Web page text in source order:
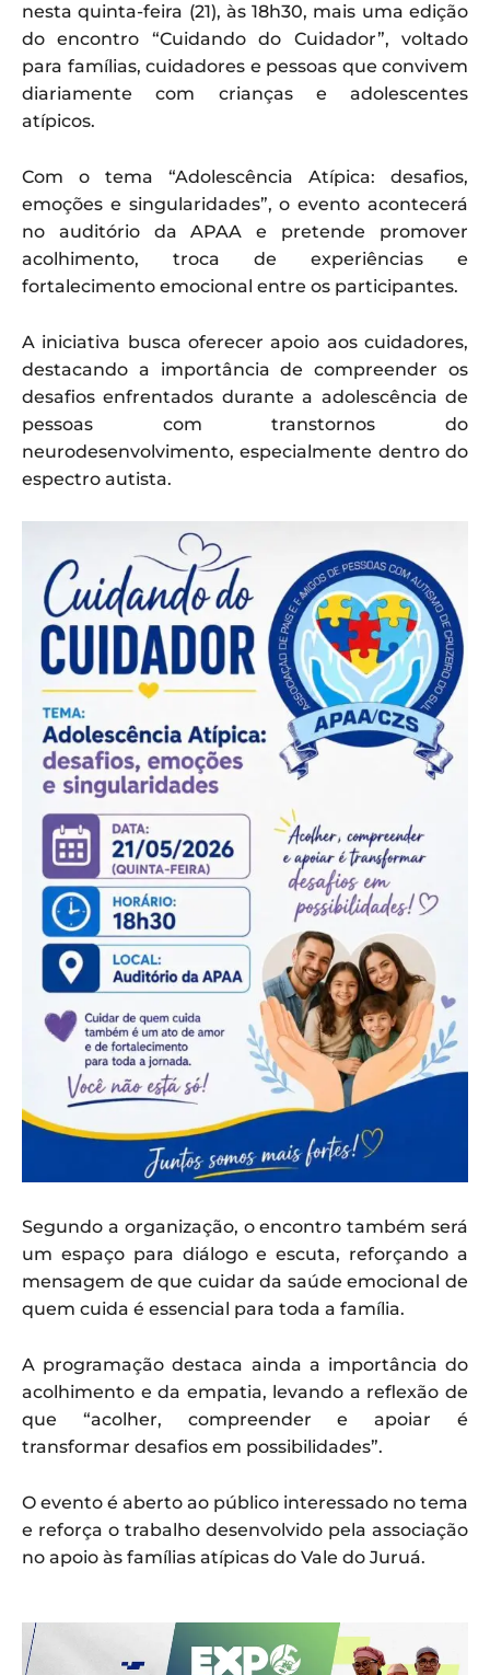
nesta quinta-feira (21), às 18h30, mais uma edição
do encontro “Cuidando do Cuidador”, voltado
para famílias, cuidadores e pessoas que convivem
diariamente com crianças e adolescentes
atípicos.
Com o tema “Adolescência Atípica: desafios,
emoções e singularidades”, o evento acontecerá
no auditório da APAA e pretende promover
acolhimento, troca de experiências e
fortalecimento emocional entre os participantes.
A iniciativa busca oferecer apoio aos cuidadores,
destacando a importância de compreender os
desafios enfrentados durante a adolescência de
pessoas com transtornos do
neurodesenvolvimento, especialmente dentro do
espectro autista.
Segundo a organização, o encontro também será
um espaço para diálogo e escuta, reforçando a
mensagem de que cuidar da saúde emocional de
quem cuida é essencial para toda a família.
A programação destaca ainda a importância do
acolhimento e da empatia, levando a reflexão de
que “acolher, compreender e apoiar é
transformar desafios em possibilidades”.
O evento é aberto ao público interessado no tema
e reforça o trabalho desenvolvido pela associação
no apoio às famílias atípicas do Vale do Juruá.